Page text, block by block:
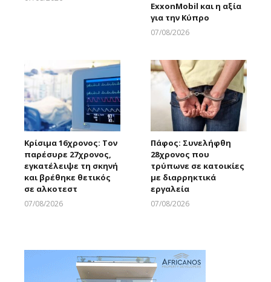
ExxonMobil και η αξία
για την Κύπρο
07/08/2026
Κρίσιμα 16χρονος: Τον
παρέσυρε 27χρονος,
εγκατέλειψε τη σκηνή
και βρέθηκε θετικός
σε αλκοτεστ
07/08/2026
Πάφος: Συνελήφθη
28χρονος που
τρύπωνε σε κατοικίες
με διαρρηκτικά
εργαλεία
07/08/2026